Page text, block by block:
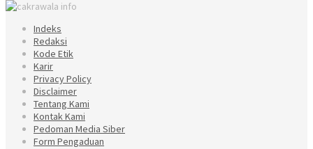
Indeks
Redaksi
Kode Etik
Karir
Privacy Policy
Disclaimer
Tentang Kami
Kontak Kami
Pedoman Media Siber
Form Pengaduan